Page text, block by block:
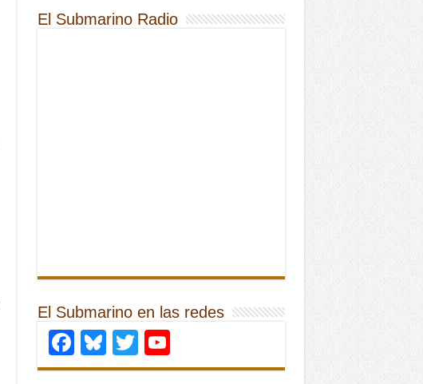
El Submarino Radio
El Submarino en las redes
Facebook
Bluesky
Twitter